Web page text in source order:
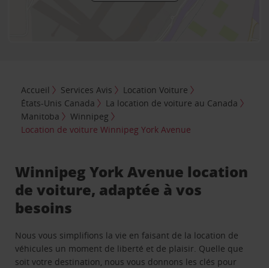
Accueil Services Avis
Location Voiture
États-Unis Canada
La location de voiture au Canada
Manitoba
Winnipeg
Location de voiture Winnipeg York Avenue
Winnipeg York Avenue location
de voiture, adaptée à vos
besoins
Nous vous simplifions la vie en faisant de la location de
véhicules un moment de liberté et de plaisir. Quelle que
soit votre destination, nous vous donnons les clés pour